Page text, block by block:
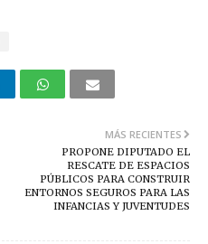
MÁS RECIENTES
PROPONE DIPUTADO EL
RESCATE DE ESPACIOS
PÚBLICOS PARA CONSTRUIR
ENTORNOS SEGUROS PARA LAS
INFANCIAS Y JUVENTUDES